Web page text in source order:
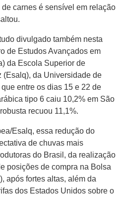
carnes é sensível em relação
divulgado também nesta
de Estudos Avançados em
da Escola Superior de
(Esalq), da Universidade de
entre os dias 15 e 22 de
tipo 6 caiu 10,2% em São
recuou 11,1%.
Esalq, essa redução do
de chuvas mais
do Brasil, da realização
posições de compra na Bolsa
após fortes altas, além da
dos Estados Unidos sobre o